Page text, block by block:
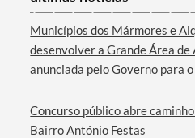
Municípios dos Mármores e
desenvolver a Grande Área
anunciada pelo Governo para
Concurso público abre
Bairro António Festas